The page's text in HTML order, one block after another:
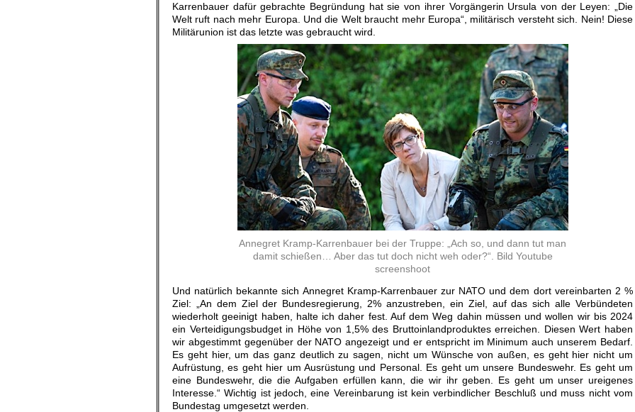
Karrenbauer dafür gebrachte Begründung hat sie von ihrer Vorgängerin Ursula von der Leyen: „Die
Welt ruft nach mehr Europa. Und die Welt braucht mehr Europa“, militärisch versteht sich. Nein! Diese
Militärunion ist das letzte was gebraucht wird.
Annegret Kramp-Karrenbauer bei der Truppe: „Ach so, und dann tut man
damit schießen… Aber das tut doch nicht weh oder?“. Bild Youtube
screenshoot
Und natürlich bekannte sich Annegret Kramp-Karrenbauer zur NATO und dem dort vereinbarten 2 %
Ziel: „An dem Ziel der Bundesregierung, 2% anzustreben, ein Ziel, auf das sich alle Verbündeten
wiederholt geeinigt haben, halte ich daher fest. Auf dem Weg dahin müssen und wollen wir bis 2024
ein Verteidigungsbudget in Höhe von 1,5% des Bruttoinlandproduktes erreichen. Diesen Wert haben
wir abgestimmt gegenüber der NATO angezeigt und er entspricht im Minimum auch unserem Bedarf.
Es geht hier, um das ganz deutlich zu sagen, nicht um Wünsche von außen, es geht hier nicht um
Aufrüstung, es geht hier um Ausrüstung und Personal. Es geht um unsere Bundeswehr. Es geht um
eine Bundeswehr, die die Aufgaben erfüllen kann, die wir ihr geben. Es geht um unser ureigenes
Interesse.“ Wichtig ist jedoch, eine Vereinbarung ist kein verbindlicher Beschluß und muss nicht vom
Bundestag umgesetzt werden.